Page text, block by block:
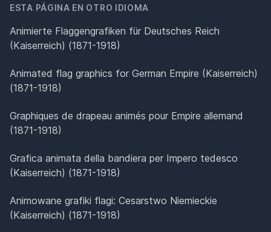
ESTA PÁGINA EN OTRO IDIOMA
Animierte Flaggengrafiken für Deutsches Reich
(Kaiserreich) (1871-1918)
Animated flag graphics for German Empire (Kaiserreich)
(1871-1918)
Graphiques de drapeau animés pour Empire allemand
(1871-1918)
Grafica animata della bandiera per Impero tedesco
(Kaiserreich) (1871-1918)
Animowane grafiki flagi: Cesarstwo Niemieckie
(Kaiserreich) (1871-1918)